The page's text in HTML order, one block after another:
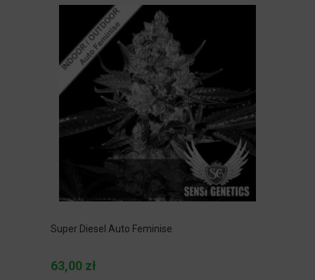
Super Diesel Auto Feminise
63,00 zł